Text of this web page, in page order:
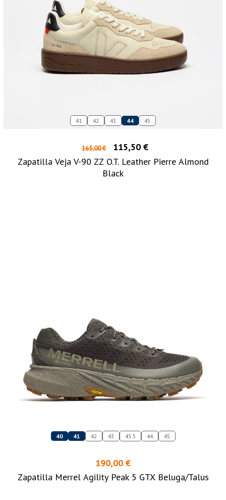
41 42 43 44 45
165,00 €
115,50 €
Zapatilla Veja V-90 ZZ O.T. Leather Pierre Almond
Black
40 41 42 43 43.5 44 45
190,00 €
Zapatilla Merrel Agility Peak 5 GTX Beluga/Talus